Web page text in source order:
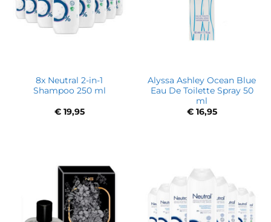
8x Neutral 2-in-1
Shampoo 250 ml
€19,95
Alyssa Ashley Ocean Blue
Eau De Toilette Spray 50
ml
€16,95